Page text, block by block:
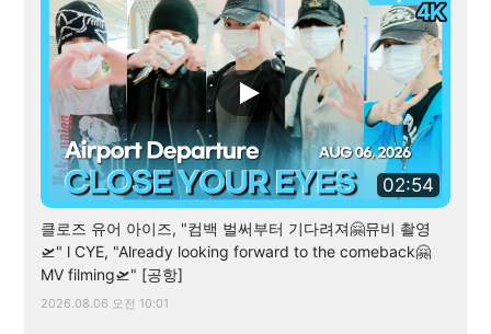
02:54
클로즈 유어 아이즈, "컴백 벌써부터 기다려져🤗뮤비 촬영
🛫" l CYE, "Already looking forward to the comeback🤗
MV filming🛫" [공항]
2026.08.06 오전 10:01